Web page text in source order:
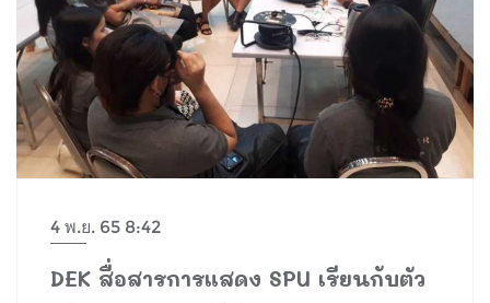
4 พ.ย. 65 8:42
DEK สื่อสารการแสดง SPU เรียนกับตัว